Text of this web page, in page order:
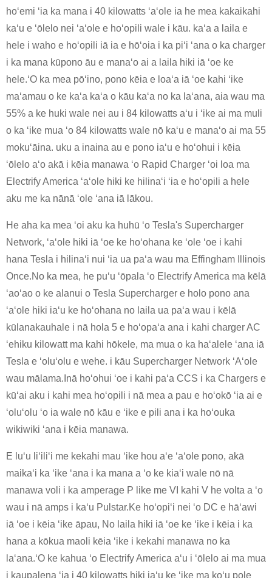
hoʻemi ʻia ka mana i 40 kilowatts ʻaʻole ia he mea kakaikahi
kaʻu e ʻōlelo nei ʻaʻole e hoʻopili wale i kāu. kaʻa a laila e
hele i waho e hoʻopili iā ia e hōʻoia i ka piʻi ʻana o ka charger
i ka mana kūpono āu e manaʻo ai a laila hiki iā ʻoe ke
hele.ʻO ka mea pōʻino, pono kēia e loaʻa iā ʻoe kahi ʻike
maʻamau o ke kaʻa kaʻa o kāu kaʻa no ka laʻana, aia wau ma
55% a ke huki wale nei au i 84 kilowatts aʻu i ʻike ai ma muli
o ka ʻike mua ʻo 84 kilowatts wale nō kaʻu e manaʻo ai ma 55
mokuʻāina. uku a inaina au e pono iaʻu e hoʻohui i kēia
ʻōlelo aʻo akā i kēia manawa ʻo Rapid Charger ʻoi loa ma
Electrify America ʻaʻole hiki ke hilinaʻi ʻia e hoʻopili a hele
aku me ka nānā ʻole ʻana iā lākou.
He aha ka mea ʻoi aku ka huhū ʻo Tesla's Supercharger
Network, ʻaʻole hiki iā ʻoe ke hoʻohana ke ʻole ʻoe i kahi
hana Tesla i hilinaʻi nui ʻia ua paʻa wau ma Effingham Illinois
Once.No ka mea, he puʻu ʻōpala ʻo Electrify America ma kēlā
ʻaoʻao o ke alanui o Tesla Supercharger e holo pono ana
ʻaʻole hiki iaʻu ke hoʻohana no laila ua paʻa wau i kēlā
kūlanakauhale i nā hola 5 e hoʻopaʻa ana i kahi charger AC
ʻehiku kilowatt ma kahi hōkele, ma mua o ka haʻalele ʻana iā
Tesla e ʻoluʻolu e wehe. i kāu Supercharger Network ʻAʻole
wau mālama.Inā hoʻohui ʻoe i kahi paʻa CCS i ka Chargers e
kūʻai aku i kahi mea hoʻopili i nā mea a pau e hoʻokō ʻia ai e
ʻoluʻolu ʻo ia wale nō kāu e ʻike e pili ana i ka hoʻouka
wikiwiki ʻana i kēia manawa.
E luʻu liʻiliʻi me kekahi mau ʻike hou aʻe ʻaʻole pono, akā
maikaʻi ka ʻike ʻana i ka mana a ʻo ke kiaʻi wale nō nā
manawa voli i ka amperage P like me VI kahi V he volta a ʻo
wau i nā amps i kaʻu Pulstar.Ke hoʻopiʻi nei ʻo DC e hāʻawi
iā ʻoe i kēia ʻike āpau, No laila hiki iā ʻoe ke ʻike i kēia i ka
hana a kōkua maoli kēia ʻike i kekahi manawa no ka
laʻana.ʻO ke kahua ʻo Electrify America aʻu i ʻōlelo ai ma mua
i kaupalena ʻia i 40 kilowatts hiki iaʻu ke ʻike ma koʻu pole